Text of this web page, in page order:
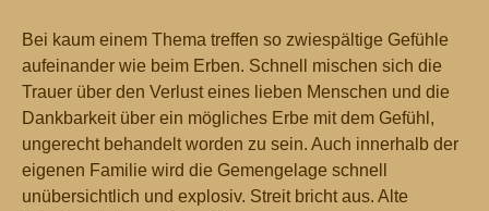
Bei kaum einem Thema treffen so zwiespältige Gefühle
aufeinander wie beim Erben. Schnell mischen sich die
Trauer über den Verlust eines lieben Menschen und die
Dankbarkeit über ein mögliches Erbe mit dem Gefühl,
ungerecht behandelt worden zu sein. Auch innerhalb der
eigenen Familie wird die Gemengelage schnell
unübersichtlich und explosiv. Streit bricht aus. Alte